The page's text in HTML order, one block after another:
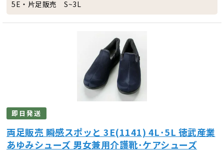
5E・片足販売 S~3L
即日発送
両足販売 瞬感スポッと 3E(1141) 4L･5L 徳武産業
あゆみシューズ 男女兼用介護靴･ケアシューズ